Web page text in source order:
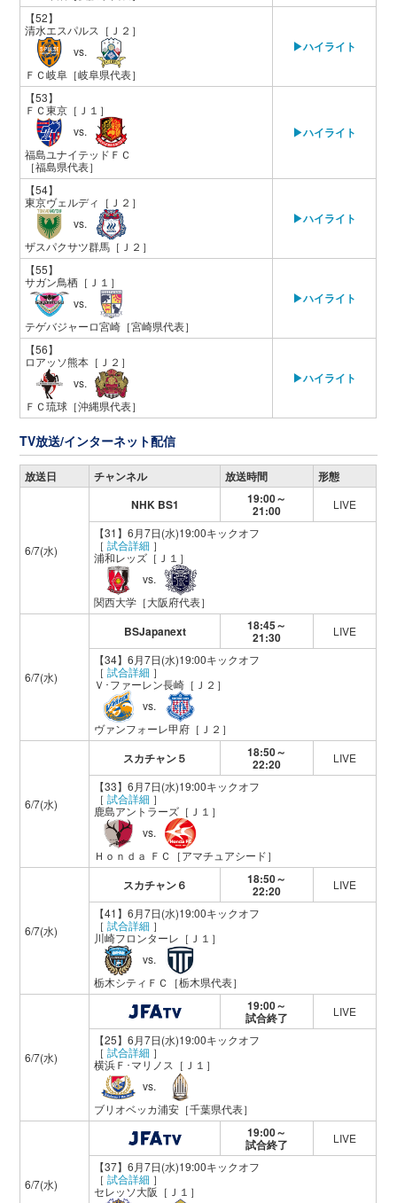
【52】
清水エスパルス ［Ｊ２］
vs.
ＦＣ岐阜 ［岐阜県代表］
▶ハイライト
【53】
ＦＣ東京 ［Ｊ１］
vs.
福島ユナイテッドＦＣ
［福島県代表］
▶ハイライト
【54】
東京ヴェルディ ［Ｊ２］
vs.
ザスパクサツ群馬 ［Ｊ２］
▶ハイライト
【55】
サガン鳥栖 ［Ｊ１］
vs.
テゲバジャーロ宮崎 ［宮崎県代表］
▶ハイライト
【56】
ロアッソ熊本 ［Ｊ２］
vs.
ＦＣ琉球 ［沖縄県代表］
▶ハイライト
TV放送/インターネット配信
放送日 チャンネル 放送時間 形態
6/7(水)
NHK BS1 19:00～
21:00
LIVE
【31】6月7日(水)19:00キックオフ
［試合詳細 ］
浦和レッズ ［Ｊ１］
vs.
関西大学 ［大阪府代表］
6/7(水)
BSJapanext 18:45～
21:30
LIVE
【34】6月7日(水)19:00キックオフ
［試合詳細 ］
Ｖ･ファーレン長崎 ［Ｊ２］
vs.
ヴァンフォーレ甲府 ［Ｊ２］
6/7(水)
スカチャン５ 18:50～
22:20
LIVE
【33】6月7日(水)19:00キックオフ
［試合詳細 ］
鹿島アントラーズ ［Ｊ１］
vs.
Ｈｏｎｄａ ＦＣ
［アマチュアシード］
6/7(水)
スカチャン６ 18:50～
22:20
LIVE
【41】6月7日(水)19:00キックオフ
［試合詳細 ］
川崎フロンターレ ［Ｊ１］
vs.
栃木シティＦＣ
［栃木県代表］
6/7(水)
19:00～
試合終了
LIVE
【25】6月7日(水)19:00キックオフ
［試合詳細 ］
横浜Ｆ･マリノス ［Ｊ１］
vs.
ブリオベッカ浦安 ［千葉県代表］
6/7(水)
19:00～
試合終了
LIVE
【37】6月7日(水)19:00キックオフ
［試合詳細 ］
セレッソ大阪 ［Ｊ１］